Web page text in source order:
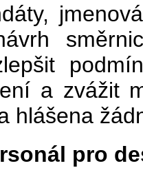
a zvážit
hlášena
pro